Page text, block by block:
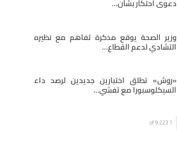
دعوى احتكار بشأن…
وزير الصحة يوقع مذكرة تفاهم مع نظيره
التشادي لدعم القطاع…
«روش» تطلق اختبارين جديدين لرصد داء
السيكلوسبورا مع تفشي…
1 of 9٬223